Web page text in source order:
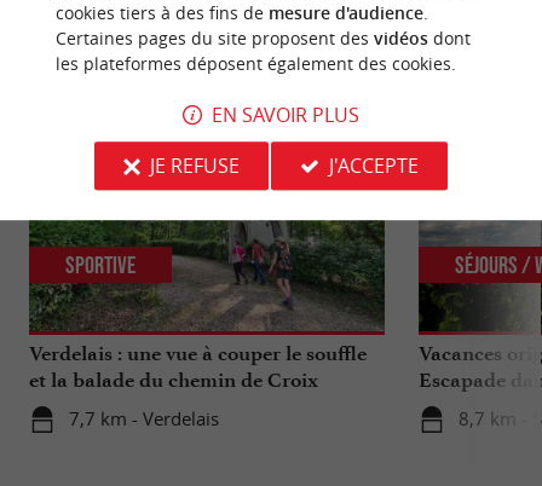
NOUS AVONS TESTÉPOUR VOUS
Verdelais : une vue à couper le souffle
et la balade du chemin de Croix
7,7 km - Verdelais
Sportive
Vacances
Escapade
Gironde
8,7 km -
Séjours /
cookies tiers à des fins de mesure d'audience.
Certaines pages du site proposent des vidéosdont
les plateformes déposent également des cookies.
EN SAVOIR PLUS
JE REFUSE
J'ACCEPTE